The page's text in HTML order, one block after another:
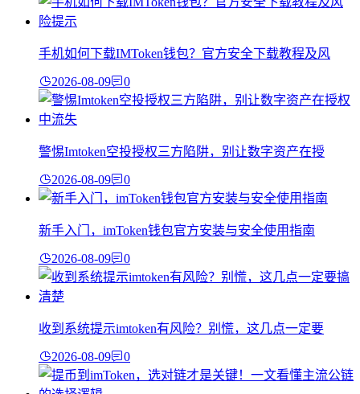
手机如何下载IMToken钱包？官方安全下载教程及风
2026-08-09 0
警惕Imtoken空投授权三方陷阱，别让数字资产在授
2026-08-09 0
新手入门，imToken钱包官方安装与安全使用指南
2026-08-09 0
收到系统提示imtoken有风险？别慌，这几点一定要
2026-08-09 0